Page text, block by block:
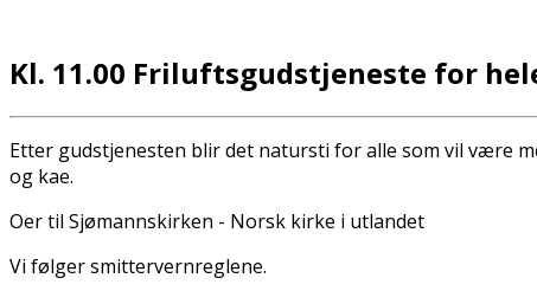
Kl. 11.00 Friluftsgudstjeneste for
Etter gudstjenesten blir det natursti for alle som vil være
og kaffe.
Offer til Sjømannskirken - Norsk kirke i utlandet
Vi følger smittervernreglene.